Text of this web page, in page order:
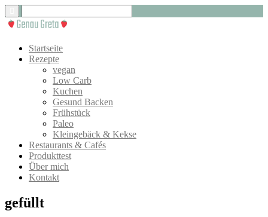
Startseite
Rezepte
vegan
Low Carb
Kuchen
Gesund Backen
Frühstück
Paleo
Kleingebäck & Kekse
Restaurants & Cafés
Produkttest
Über mich
Kontakt
gefüllt